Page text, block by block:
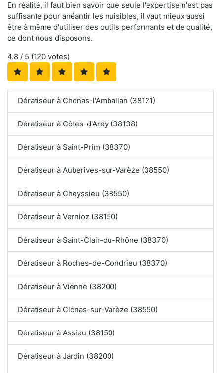
En réalité, il faut bien savoir que seule l'expertise n'est pas
suffisante pour anéantir les nuisibles, il vaut mieux aussi
être à même d'utiliser des outils performants et de qualité,
ce dont nous disposons.
4.8 / 5 (120 votes)
Dératiseur à Chonas-l'Amballan (38121)
Dératiseur à Côtes-d'Arey (38138)
Dératiseur à Saint-Prim (38370)
Dératiseur à Auberives-sur-Varèze (38550)
Dératiseur à Cheyssieu (38550)
Dératiseur à Vernioz (38150)
Dératiseur à Saint-Clair-du-Rhône (38370)
Dératiseur à Roches-de-Condrieu (38370)
Dératiseur à Vienne (38200)
Dératiseur à Clonas-sur-Varèze (38550)
Dératiseur à Assieu (38150)
Dératiseur à Jardin (38200)